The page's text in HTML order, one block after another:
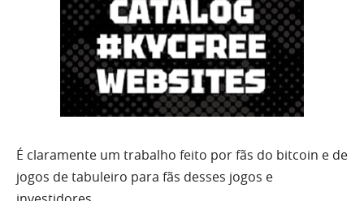
É claramente um trabalho feito por fãs do bitcoin e de
jogos de tabuleiro para fãs desses jogos e